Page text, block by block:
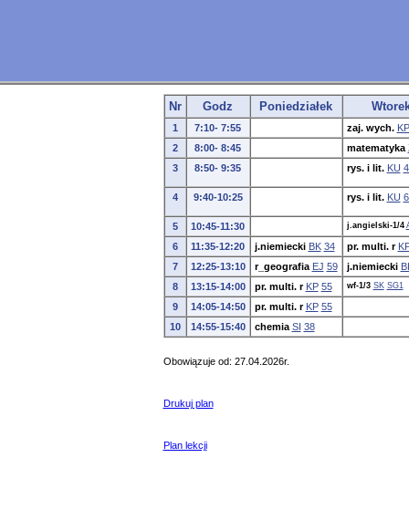
Nr Godz Poniedziałek
1 7:10- 7:55 zaj. wych. KP
2
8:00- 8:45 matematyka
3
8:50- 9:35 rys. i lit. KU
4 9:40-10:25 rys. i lit. KU
5 10:45-11:30 j.angielski-1/4
6 11:35-12:20 j.niemiecki BK 34 pr. multi. r
7
12:25-13:10 r_geografia EJ 59 j.niemiecki
8
13:15-14:00 pr. multi. r KP 55 wf-1/3 SK SG1
9 14:05-14:50 pr. multi. r KP 55
10
14:55-15:40 chemia SI 38
Obowiązuje od: 27.04.2026r.
Drukuj plan
Plan lekcji